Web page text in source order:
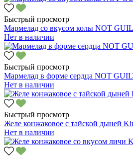
Быстрый просмотр
Мармелад со вкусом колы NOT
Нет в наличии
Быстрый просмотр
Мармелад в форме сердца NOT
Нет в наличии
Быстрый просмотр
Желе конжаковое с тайской дыней
Нет в наличии